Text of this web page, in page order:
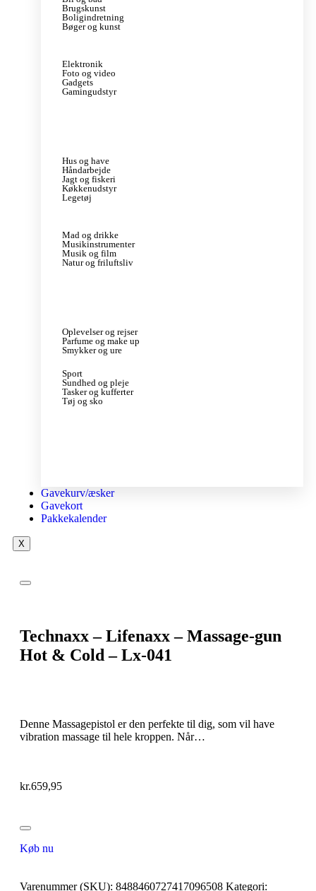
Brugskunst
Boligindretning
Bøger og kunst
Elektronik
Foto og video
Gadgets
Gamingudstyr
Hus og have
Håndarbejde
Jagt og fiskeri
Køkkenudstyr
Legetøj
Mad og drikke
Musikinstrumenter
Musik og film
Natur og friluftsliv
Oplevelser og rejser
Parfume og make up
Smykker og ure
Sport
Sundhed og pleje
Tasker og kufferter
Tøj og sko
Gavekurv/æsker
Gavekort
Pakkekalender
X
Technaxx – Lifenaxx – Massage-gun
Hot & Cold – Lx-041
Denne Massagepistol er den perfekte til dig, som vil have
vibration massage til hele kroppen. Når…
kr.659,95
Køb nu
Varenummer (SKU): 8488460727417096508 Kategori: